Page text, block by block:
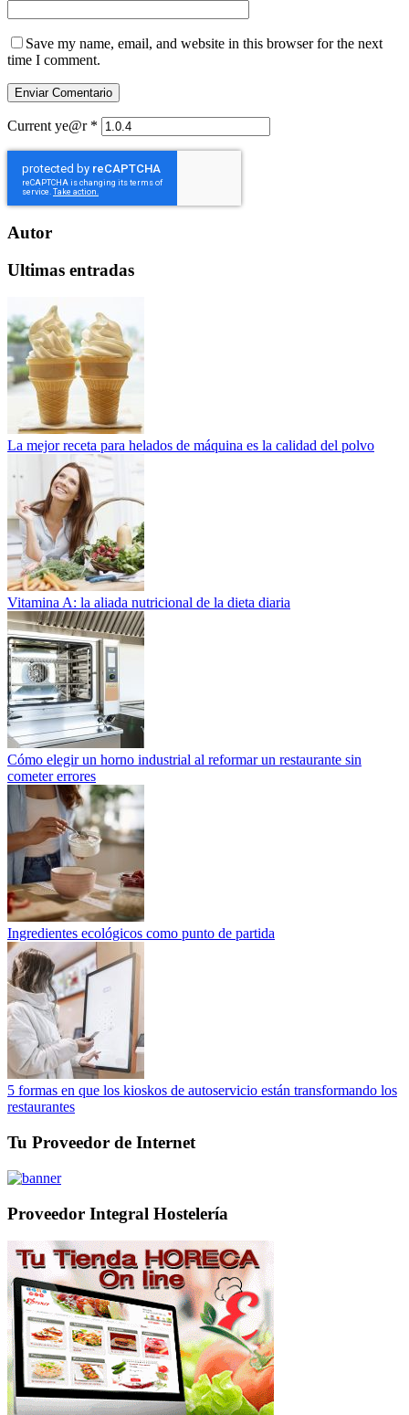
Save my name, email, and website in this browser for the next
time I comment.
Current ye@r *
Autor
Ultimas entradas
La mejor receta para helados de máquina es la calidad del polvo
Vitamina A: la aliada nutricional de la dieta diaria
Cómo elegir un horno industrial al reformar un restaurante sin
cometer errores
Ingredientes ecológicos como punto de partida
5 formas en que los kioskos de autoservicio están transformando los
restaurantes
Tu Proveedor de Internet
Proveedor Integral Hostelería